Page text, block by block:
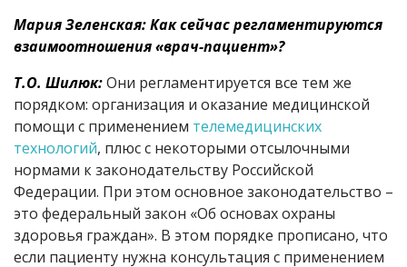
Мария Зеленская: Как сейчас регламентируются
взаимоотношения «врач-пациент»?
Т.О. Шилюк:Они регламентируется все тем же
порядком: организация и оказание медицинской
помощи с применением телемедицинских
технологий, плюс с некоторыми отсылочными
нормами к законодательству Российской
Федерации. При этом основное законодательство –
это федеральный закон «Об основах охраны
здоровья граждан». В этом порядке прописано, что
если пациенту нужна консультация с применением